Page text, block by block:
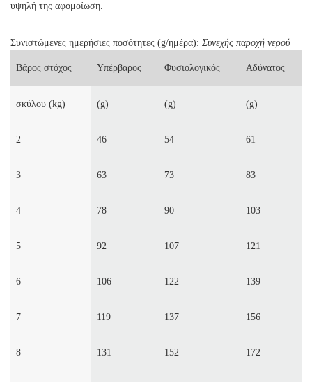
υψηλή της αφομοίωση.
Συνιστώμενες ημερήσιες ποσότητες (g/ημέρα): Συνεχής παροχή νερού
Βάρος στόχος Υπέρβαρος Φυσιολογικός Αδύνατος
σκύλου (kg) (g) (g) (g)
2 46 54 61
3 63 73 83
4 78 90 103
5 92 107 121
6 106 122 139
7 119 137 156
8 131 152 172